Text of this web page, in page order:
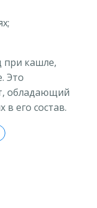
при кашле,
Это
обладающий
его состав.